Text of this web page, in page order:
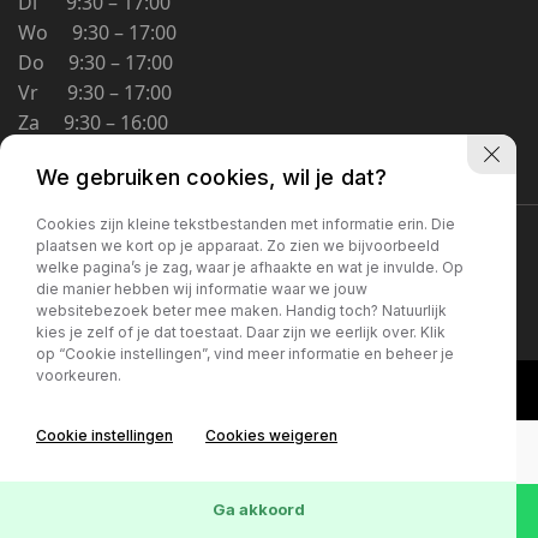
Schoolstraat 5A
4194 TG Meteren Nederland
Wo 9:30 – 17:00
Do 9:30 – 17:00
Vr 9:30 – 17:00
Za 9:30 – 16:00
Privacybeleid
We gebruiken cookies, wil je dat?
Cookies zijn kleine tekstbestanden met informatie erin. Die
plaatsen we kort op je apparaat. Zo zien we bijvoorbeeld
welke pagina’s je zag, waar je afhaakte en wat je invulde. Op
die manier hebben wij informatie waar we jouw
websitebezoek beter mee maken. Handig toch? Natuurlijk
kies je zelf of je dat toestaat. Daar zijn we eerlijk over. Klik
op “Cookie instellingen”, vind meer informatie en beheer je
voorkeuren.
Cookie instellingen Cookies weigeren
Ga akkoord